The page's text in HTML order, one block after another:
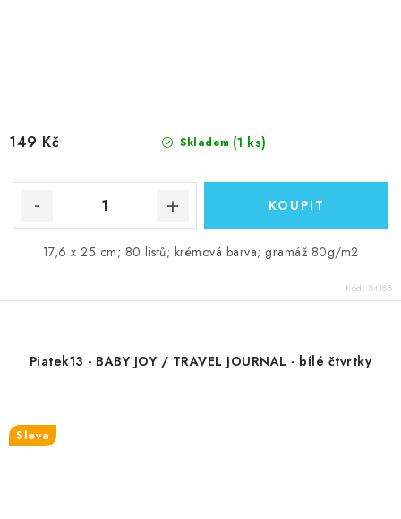
Skladem (1 ks)
149 Kč
17,6 x 25 cm; 80 listů; krémová barva; gramáž 80g/m2
Kód: 84188
Piatek13 - BABY JOY / TRAVEL JOURNAL - bílé čtvrtky
Sleva